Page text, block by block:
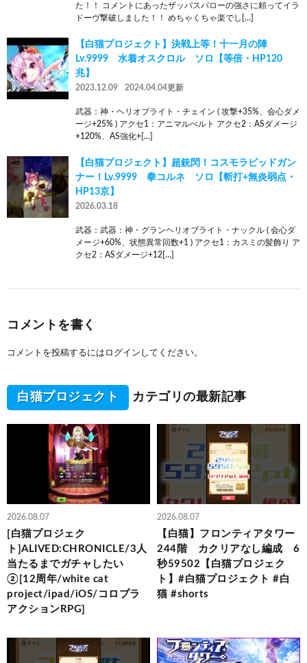
た！！ コメントにあったザッパスパローの強さに頼ってイラ
ドーヴ撃破しました！！ めちゃくちゃ楽でし[…]
【白猫プロジェクト】決戦上等！十一月の陣
Lv.9999 水着オスクロル ソロ【等倍・HP120
兆】
2023.12.09 2024.04.04更新
武器：神・ヘリオブライト・チェイン ( 攻撃+35%、会心ダメ
ージ+25% ) アクセ1：アニマルべルト アクセ2：ASダメージ
+120%、AS強化+[…]
【白猫プロジェクト】超銃閃！コスモラピッドガン
ナー！Lv.9999 拳コルネ ソロ【斬打+無炎弱点・
HP13京】
2026.03.18
武器：武器：神・グランヘリオブライト・ナックル ( 会心ダ
メージ+60%、状態異常回数+1 ) アクセ1：カスミの髪飾り ア
クセ2：ASダメージ+12[…]
コメントを書く
コメントを投稿するには ログイン してください。
白猫プロジェクト カテゴリの最新記事
2026.08.07
[白猫プロジェク
ト]ALIVED:CHRONICLE/3人
当たるまでガチャしたい
②[12周年/white cat
project/ipad/iOS/コロプラ
アクションRPG]
2026.08.07
【白猫】フロンティアタワー
244階 カクリアなし編成 6
秒59502【白猫プロジェク
ト】#白猫プロジェクト #白
猫 #shorts